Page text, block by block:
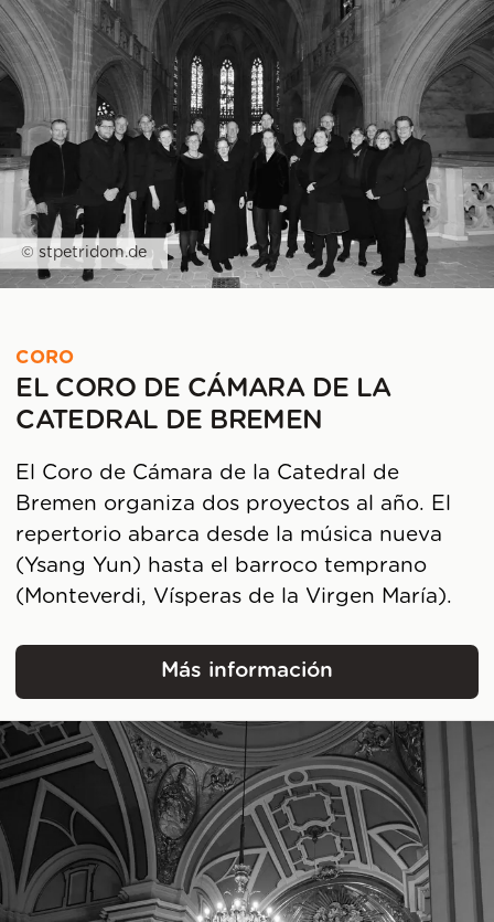
© stpetridom.de
CORO
EL CORO DE CÁMARA DE LA
CATEDRAL DE BREMEN
El Coro de Cámara de la Catedral de
Bremen organiza dos proyectos al año. El
repertorio abarca desde la música nueva
(Ysang Yun) hasta el barroco temprano
(Monteverdi, Vísperas de la Virgen María).
Más información